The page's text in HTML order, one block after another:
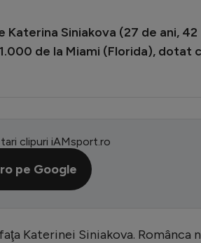
Katerina Siniakova (27 de ani, 42
de la Miami (Florida), dotat
clipuri iAMsport.ro
pe Google
Katerinei Siniakova. Românca